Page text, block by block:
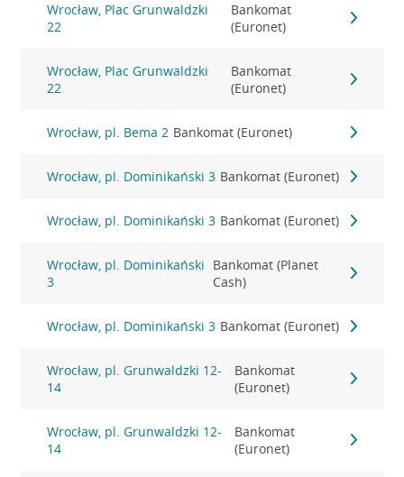
Wrocław, Plac Grunwaldzki
22
Bankomat
(Euronet)
Wrocław, Plac Grunwaldzki
22
Bankomat
(Euronet)
Wrocław, pl. Bema 2 Bankomat (Euronet)
Wrocław, pl. Dominikański 3 Bankomat (Euronet)
Wrocław, pl. Dominikański 3 Bankomat (Euronet)
Wrocław, pl. Dominikański
3
Bankomat (Planet
Cash)
Wrocław, pl. Dominikański 3 Bankomat (Euronet)
Wrocław, pl. Grunwaldzki 12-
14
Bankomat
(Euronet)
Wrocław, pl. Grunwaldzki 12-
14
Bankomat
(Euronet)